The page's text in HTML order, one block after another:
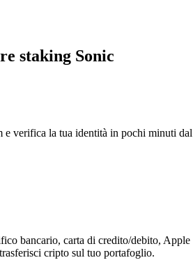
staking Sonic
e verifica la tua identità in pochi minuti dal
bancario, carta di credito/debito, Apple
cripto sul tuo portafoglio.